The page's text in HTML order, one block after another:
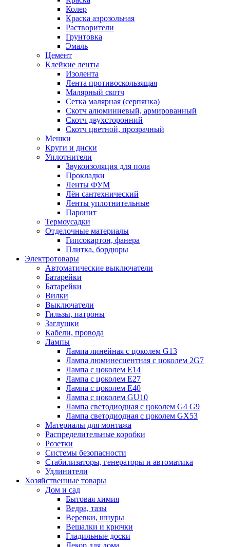
Колер
Краска аэрозольная
Растворители
Грунтовка
Эмаль
Цемент
Клейкие ленты
Изолента
Лента противоскользящая
Малярный скотч
Сетка малярная (серпянка)
Скотч алюминиевый, армированный
Скотч двухсторонний
Скотч цветной, прозрачный
Мешки
Круги и диски
Уплотнители
Звукоизоляция для пола
Прокладки
Ленты ФУМ
Лён сантехнический
Ленты уплотнительные
Паронит
Термоусадки
Отделочные материалы
Гипсокартон, фанера
Плитка, бордюры
Электротовары
Автоматические выключатели
Батарейки
Батарейки
Вилки
Выключатели
Гильзы, патроны
Заглушки
Кабели, провода
Лампы
Лампа линейная с цоколем G13
Лампа люминесцентная с цоколем 2G7
Лампа с цоколем E14
Лампа с цоколем E27
Лампа с цоколем E40
Лампа с цоколем GU10
Лампа светодиодная с цоколем G4 G9
Лампа светодиодная с цоколем GX53
Материалы для монтажа
Распределительные коробки
Розетки
Системы безопасности
Стабилизаторы, генераторы и автоматика
Удлинители
Хозяйственные товары
Дом и сад
Бытовая химия
Ведра, тазы
Веревки, шнуры
Вешалки и крючки
Гладильные доски
Декор для дома